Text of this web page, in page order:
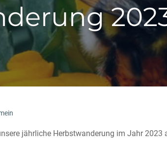
jährliche Herbstwanderung im Jahr 2023